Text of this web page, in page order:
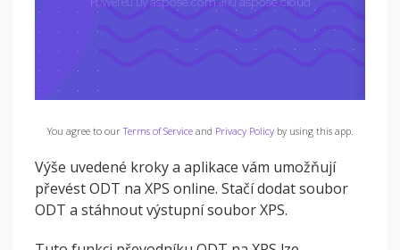
You agree to ourTerms of Serviceand Privacy Policyby using this app.
Výše uvedené kroky a aplikace vám umožňují
převést ODT na XPS online. Stačí dodat soubor
ODT a stáhnout výstupní soubor XPS.